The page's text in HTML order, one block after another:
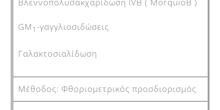
GM 1-γαγγλιοσιδώσεις
Γαλακτοσιαλίδωση
Φθοριομετρικός προσδιορισμός